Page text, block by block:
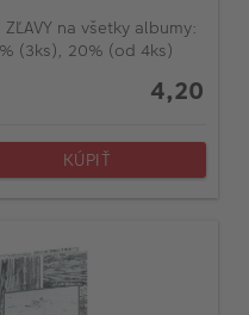
ZĽAVY na všetky albumy:
(3ks), 20% (od 4ks)
4,20
KÚPIŤ